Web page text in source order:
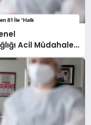
Acil Müdahale